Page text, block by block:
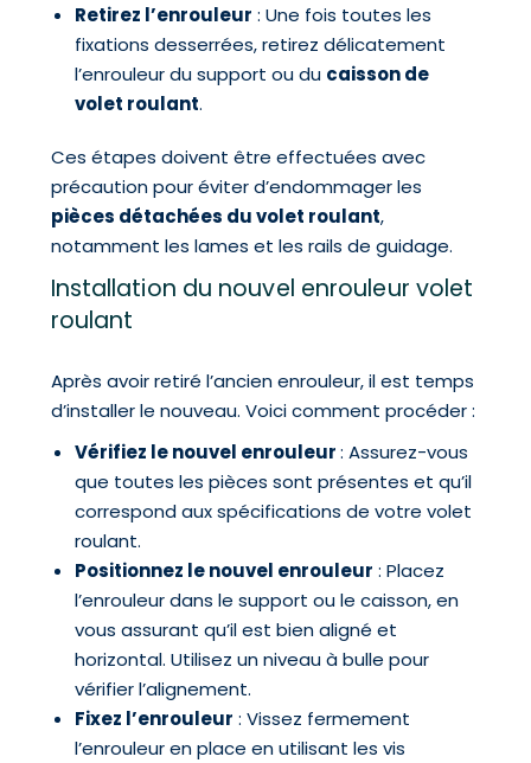
Retirez l’enrouleur : Une fois toutes les
fixations desserrées, retirez délicatement
l’enrouleur du support ou du caisson de
volet roulant.
Ces étapes doivent être effectuées avec
précaution pour éviter d’endommager les
pièces détachées du volet roulant,
notamment les lames et les rails de guidage.
Installation du nouvel enrouleur volet
roulant
Après avoir retiré l’ancien enrouleur, il est temps
d’installer le nouveau. Voici comment procéder :
Vérifiez le nouvel enrouleur: Assurez-vous
que toutes les pièces sont présentes et qu’il
correspond aux spécifications de votre volet
roulant.
Positionnez le nouvel enrouleur : Placez
l’enrouleur dans le support ou le caisson, en
vous assurant qu’il est bien aligné et
horizontal. Utilisez un niveau à bulle pour
vérifier l’alignement.
Fixez l’enrouleur : Vissez fermement
l’enrouleur en place en utilisant les vis